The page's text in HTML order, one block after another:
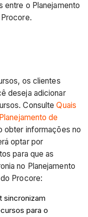
entre o Planejamento
os clientes
deseja adicionar
ConsulteQuais
de
obter informações no
optar por
para que as
no Planejamento
Procore:
t sincronizam
para o